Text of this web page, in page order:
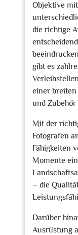
Objektive
die richtige
gibt es
einer breiten
und Zubehör
Mit der
Fotografen
Fähigkeiten
Momente
– die
Darüber
Ausrüstung